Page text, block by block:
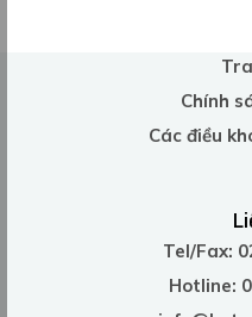
Chính
Các điều
Tel/Fax:
Hotline: